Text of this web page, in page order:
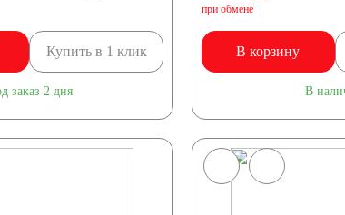
Купить в 1 клик
заказ 2 дня
при обмене
В корзину
В